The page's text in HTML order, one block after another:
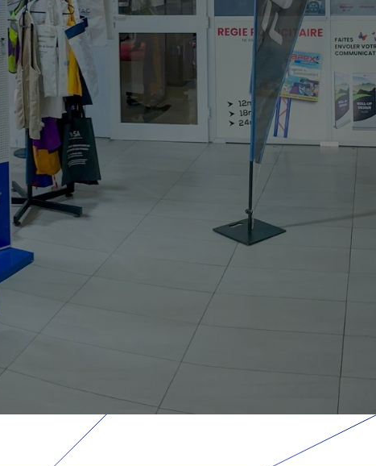
la solution.